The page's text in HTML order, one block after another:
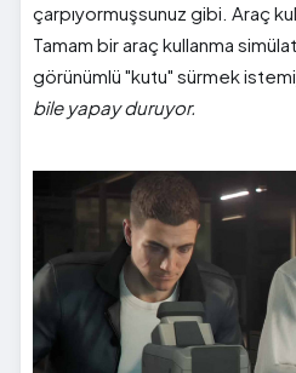
çarpıyormuşsunuz gibi. Araç
Tamam bir araç kullanma
görünümlü "kutu" sürmek
bile yapay duruyor.